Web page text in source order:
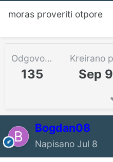
moras proveriti otpore
Odgovora
135 Sep 9
Bogdan08
Napisano Jul 8